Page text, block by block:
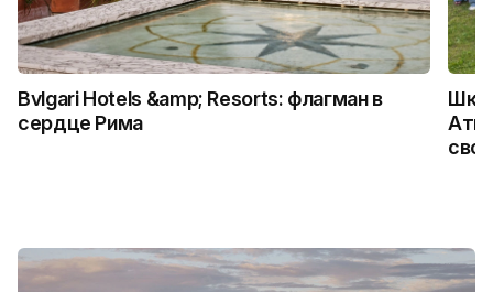
Bvlgari Hotels &amp; Resorts: флагман в
сердце Рима